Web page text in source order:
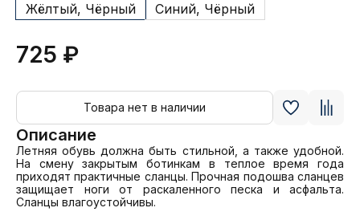
Жёлтый, Чёрный
Синий, Чёрный
725 ₽
Товара нет в наличии
Описание
Летняя обувь должна быть стильной, а также удобной.
На смену закрытым ботинкам в теплое время года
приходят практичные сланцы. Прочная подошва сланцев
защищает ноги от раскаленного песка и асфальта.
Сланцы влагоустойчивы.